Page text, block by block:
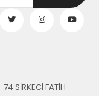
SİRKECİ FATİH